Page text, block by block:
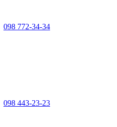
098 772-34-34
098 443-23-23